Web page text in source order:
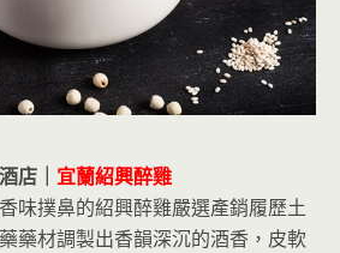
店｜ 宜蘭紹興醉雞
味撲鼻的紹興醉雞嚴選產銷履歷土
藥材調製出香韻深沉的酒香，皮軟